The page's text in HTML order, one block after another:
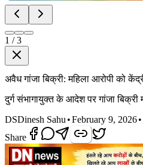
1 /3
अवैध गांजा बिक्री: महिला आरोपी को
दुर्ग संभागायुक्त के आदेश पर गांजा बिक्री
DSDinesh Sahu •February 9, 2026•
Share